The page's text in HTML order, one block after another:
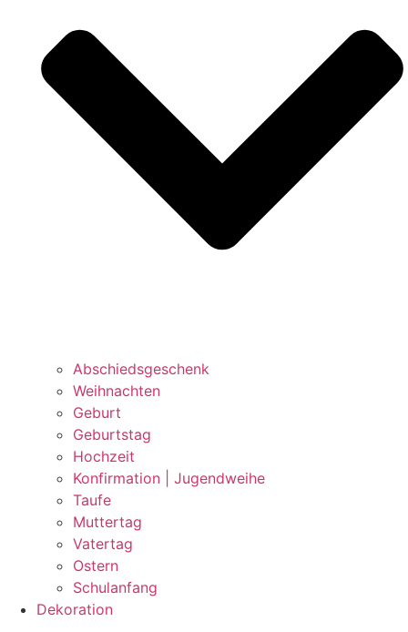
Abschiedsgeschenk
Weihnachten
Geburt
Geburtstag
Hochzeit
Konfirmation | Jugendweihe
Taufe
Muttertag
Vatertag
Ostern
Schulanfang
Dekoration